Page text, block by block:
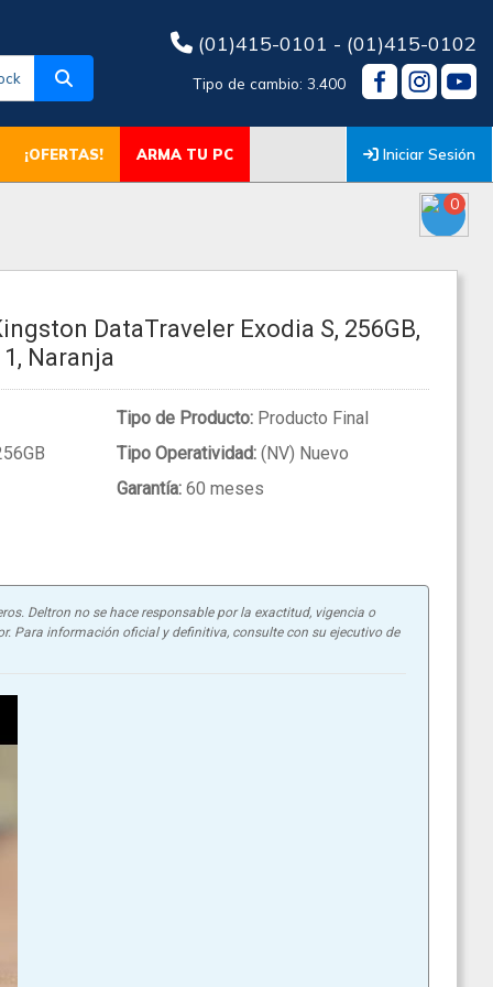
(01)415-0101 - (01)415-0102
Tipo de cambio: 3.400
¡OFERTAS! ARMA TU PC Iniciar Sesión
0
DataTraveler Exodia S, 256GB,
Naranja
Tipo de Producto:Producto Final
Tipo Operatividad:(NV) Nuevo
Garantía:60 meses
Deltron no se hace responsable por la exactitud, vigencia o
Para información oficial y definitiva, consulte con su ejecutivo de